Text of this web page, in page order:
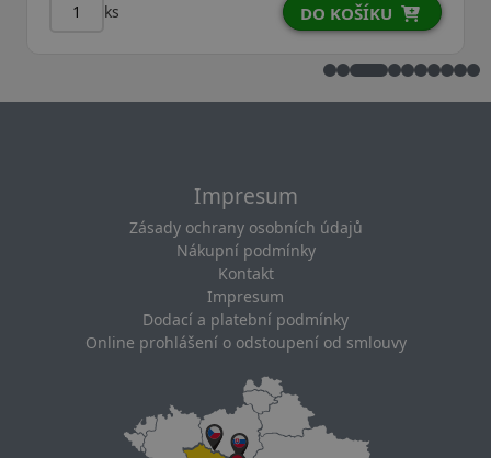
ks DO KOŠÍKU
Impresum
Zásady ochrany osobních údajů
Nákupní podmínky
Kontakt
Impresum
Dodací a platební podmínky
Online prohlášení o odstoupení od smlouvy